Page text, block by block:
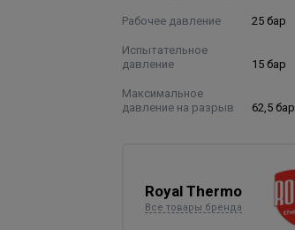
Рабочее давление 25 бар
Испытательное
давление
15 бар
Максимальное
давление на разрыв
62,5 бар
Royal Thermo
Все товары бренда